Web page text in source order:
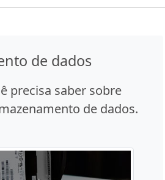
de dados
precisa saber sobre
de dados.